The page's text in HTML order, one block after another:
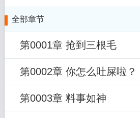
全部章节
第0001章 抢到三根毛
第0002章 你怎么吐屎啦？
第0003章 料事如神